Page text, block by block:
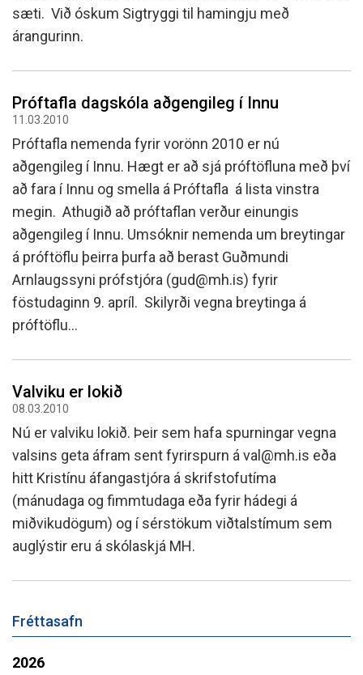
sæti. Við óskum Sigtryggi til hamingju með
árangurinn.
Próftafla dagskóla aðgengileg í Innu
11.03.2010
Próftafla nemenda fyrir vorönn 2010 er nú
aðgengileg í Innu. Hægt er að sjá próftöfluna með því
að fara í Innu og smella á Próftafla á lista vinstra
megin. Athugið að próftaflan verður einungis
aðgengileg í Innu. Umsóknir nemenda um breytingar
á próftöflu þeirra þurfa að berast Guðmundi
Arnlaugssyni prófstjóra (gud@mh.is) fyrir
föstudaginn 9. apríl. Skilyrði vegna breytinga á
próftöflu...
Valviku er lokið
08.03.2010
Nú er valviku lokið. Þeir sem hafa spurningar vegna
valsins geta áfram sent fyrirspurn á val@mh.is eða
hitt Kristínu áfangastjóra á skrifstofutíma
(mánudaga og fimmtudaga eða fyrir hádegi á
miðvikudögum) og í sérstökum viðtalstímum sem
auglýstir eru á skólaskjá MH.
Fréttasafn
2026